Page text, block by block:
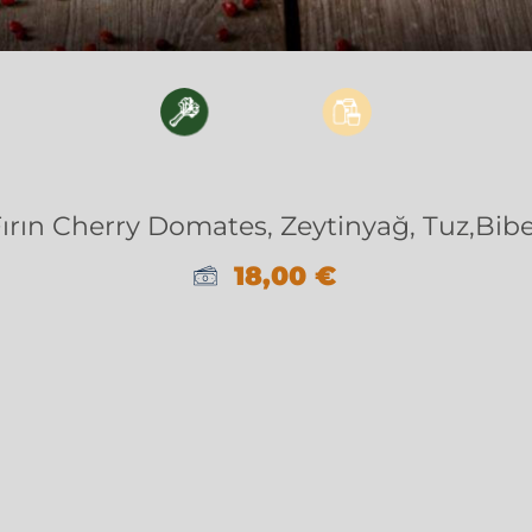
Cherry Domates, Zeytinyağ,
18,00 €